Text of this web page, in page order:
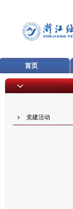
首页
党建活动